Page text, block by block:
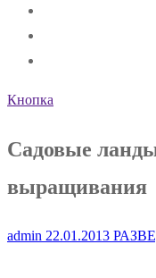
Кнопка
Садовые
выращивания
admin 22.01.2013